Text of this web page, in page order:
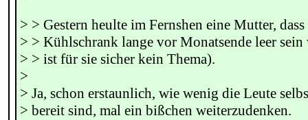
> > Gestern heulte im Fernshen eine Mutter, dass
> > Kühlschrank lange vor Monatsende leer
> > ist für sie sicher kein Thema).
>
> Ja, schon erstaunlich, wie wenig die Leute
> bereit sind, mal ein bißchen weiterzudenken.